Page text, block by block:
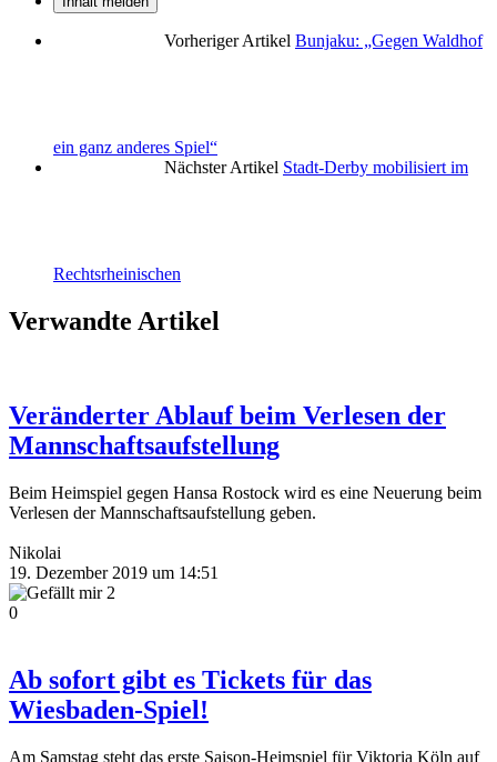
Vorheriger Artikel Bunjaku: „Gegen Waldhof
ein ganz anderes Spiel“
Nächster Artikel Stadt-Derby mobilisiert im
Rechtsrheinischen
Verwandte Artikel
Veränderter Ablauf beim Verlesen der
Mannschaftsaufstellung
Beim Heimspiel gegen Hansa Rostock wird es eine Neuerung beim
Verlesen der Mannschaftsaufstellung geben.
Nikolai
19. Dezember 2019 um 14:51
2
0
Ab sofort gibt es Tickets für das
Wiesbaden-Spiel!
Am Samstag steht das erste Saison-Heimspiel für Viktoria Köln auf